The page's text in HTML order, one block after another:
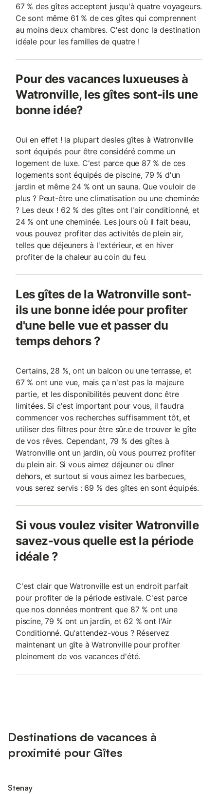
67 % des gîtes acceptent jusqu'à quatre voyageurs.
Ce sont même 61 % de ces gîtes qui comprennent
au moins deux chambres. C'est donc la destination
idéale pour les familles de quatre !
Pour des vacances luxueuses à
Watronville, les gîtes sont-ils une
bonne idée?
Oui en effet ! la plupart desles gîtes à Watronville
sont équipés pour être considéré comme un
logement de luxe. C'est parce que 87 % de ces
logements sont équipés de piscine, 79 % d'un
jardin et même 24 % ont un sauna. Que vouloir de
plus ? Peut-être une climatisation ou une cheminée
? Les deux ! 62 % des gîtes ont l'air conditionné, et
24 % ont une cheminée. Les jours où il fait beau,
vous pouvez profiter des activités de plein air,
telles que déjeuners à l'extérieur, et en hiver
profiter de la chaleur au coin du feu.
Les gîtes de la Watronville sont-
ils une bonne idée pour profiter
d'une belle vue et passer du
temps dehors ?
Certains, 28 %, ont un balcon ou une terrasse, et
67 % ont une vue, mais ça n'est pas la majeure
partie, et les disponibilités peuvent donc être
limitées. Si c'est important pour vous, il faudra
commencer vos recherches suffisamment tôt, et
utiliser des filtres pour être sûr.e de trouver le gîte
de vos rêves. Cependant, 79 % des gîtes à
Watronville ont un jardin, où vous pourrez profiter
du plein air. Si vous aimez déjeuner ou dîner
dehors, et surtout si vous aimez les barbecues,
vous serez servis : 69 % des gîtes en sont équipés.
Si vous voulez visiter Watronville
savez-vous quelle est la période
idéale ?
C'est clair que Watronville est un endroit parfait
pour profiter de la période estivale. C'est parce
que nos données montrent que 87 % ont une
piscine, 79 % ont un jardin, et 62 % ont l'Air
Conditionné. Qu'attendez-vous ? Réservez
maintenant un gîte à Watronville pour profiter
pleinement de vos vacances d'été.
Destinations de vacances à
proximité pour Gîtes
Stenay